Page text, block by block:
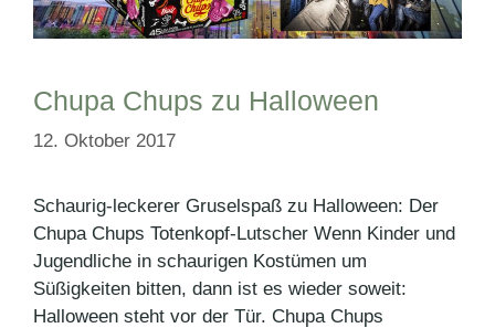
Chupa Chups zu Halloween
12. Oktober 2017
Schaurig-leckerer Gruselspaß zu Halloween: Der
Chupa Chups Totenkopf-Lutscher Wenn Kinder und
Jugendliche in schaurigen Kostümen um
Süßigkeiten bitten, dann ist es wieder soweit:
Halloween steht vor der Tür. Chupa Chups